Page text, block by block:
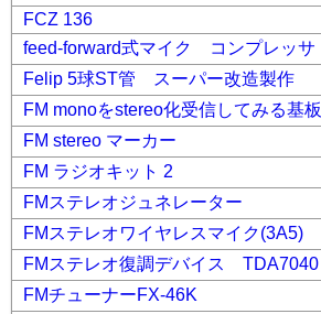
FCZ 136
feed-forward式マイク コンプレッサ
Felip 5球ST管 スーパー改造製作
FM monoをstereo化受信してみる基板
FM stereo マーカー
FM ラジオキット 2
FMステレオジュネレーター
FMステレオワイヤレスマイク(3A5)
FMステレオ復調デバイス TDA7040
FMチューナーFX-46K